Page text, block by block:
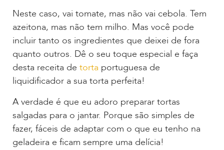
Neste caso, vai tomate, mas não vai cebola. Tem
azeitona, mas não tem milho. Mas você pode
incluir tanto os ingredientes que deixei de fora
quanto outros. Dê o seu toque especial e faça
desta receita de torta portuguesa de
liquidificador a sua torta perfeita!
A verdade é que eu adoro preparar tortas
salgadas para o jantar. Porque são simples de
fazer, fáceis de adaptar com o que eu tenho na
geladeira e ficam sempre uma delícia!